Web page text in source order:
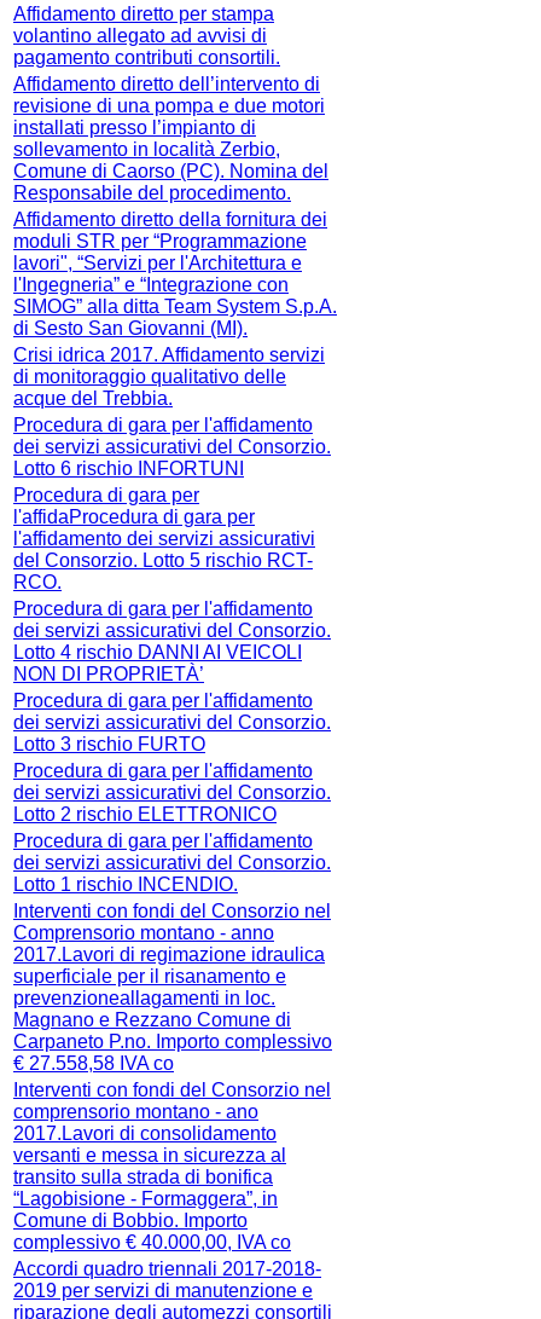
Affidamento diretto per stampa
volantino allegato ad avvisi di
pagamento contributi consortili.
Affidamento diretto dell’intervento di
revisione di una pompa e due motori
installati presso l’impianto di
sollevamento in località Zerbio,
Comune di Caorso (PC). Nomina del
Responsabile del procedimento.
Affidamento diretto della fornitura dei
moduli STR per “Programmazione
lavori", “Servizi per l'Architettura e
l'Ingegneria” e “Integrazione con
SIMOG” alla ditta Team System S.p.A.
di Sesto San Giovanni (MI).
Crisi idrica 2017. Affidamento servizi
di monitoraggio qualitativo delle
acque del Trebbia.
Procedura di gara per l'affidamento
dei servizi assicurativi del Consorzio.
Lotto 6 rischio INFORTUNI
Procedura di gara per
l'affidaProcedura di gara per
l'affidamento dei servizi assicurativi
del Consorzio. Lotto 5 rischio RCT-
RCO.
Procedura di gara per l'affidamento
dei servizi assicurativi del Consorzio.
Lotto 4 rischio DANNI AI VEICOLI
NON DI PROPRIETÀ’
Procedura di gara per l'affidamento
dei servizi assicurativi del Consorzio.
Lotto 3 rischio FURTO
Procedura di gara per l'affidamento
dei servizi assicurativi del Consorzio.
Lotto 2 rischio ELETTRONICO
Procedura di gara per l'affidamento
dei servizi assicurativi del Consorzio.
Lotto 1 rischio INCENDIO.
Interventi con fondi del Consorzio nel
Comprensorio montano - anno
2017.Lavori di regimazione idraulica
superficiale per il risanamento e
prevenzioneallagamenti in loc.
Magnano e Rezzano Comune di
Carpaneto P.no. Importo complessivo
€ 27.558,58 IVA co
Interventi con fondi del Consorzio nel
comprensorio montano - ano
2017.Lavori di consolidamento
versanti e messa in sicurezza al
transito sulla strada di bonifica
“Lagobisione - Formaggera”, in
Comune di Bobbio. Importo
complessivo € 40.000,00, IVA co
Accordi quadro triennali 2017-2018-
2019 per servizi di manutenzione e
riparazione degli automezzi consortili